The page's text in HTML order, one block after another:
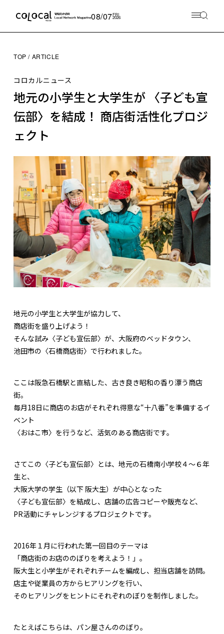
08/07FRI
2026
TOP ARTICLE
コロカルニュース
地元の小学生と大学生が 〈子ども宣
伝部〉を結成！ 商店街活性化プロジ
ェクト
地元の小学生と大学生が協力して、
商店街を盛り上げよう！
そんな試み〈子ども宣伝部〉が、大阪府のベッドタウン、
池田市の〈石橋商店街〉で行われました。
ここは阪急石橋駅と直結した、古き良き昭和の香り漂う商店
街。
毎月18日に商店のお店がそれぞれ得意な“十八番”を準備するイ
ベント
〈おはこ市〉を行うなど、活気のある商店街です。
さてこの〈子ども宣伝部〉とは、地元の石橋南小学校４〜６年
生と、
大阪大学の学生（以下 阪大生）が中心となった
〈子ども宣伝部〉を結成し、店舗の広告コピーや販売など、
PR活動にチャレンジするプロジェクトです。
2016年１月に行われた第一回目のテーマは
「商店街のお店ののぼりを考えよう！」。
阪大生と小学生がそれぞれチームを編成し、担当店舗を訪問。
店主や従業員の方からヒアリングを行い、
そのヒアリングをヒントにそれぞれのぼりを制作しました。
たとえばこちらは、パン屋さんののぼり。